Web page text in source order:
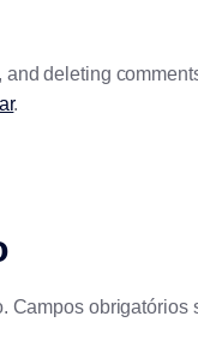
deleting
.
Campos obrigatórios